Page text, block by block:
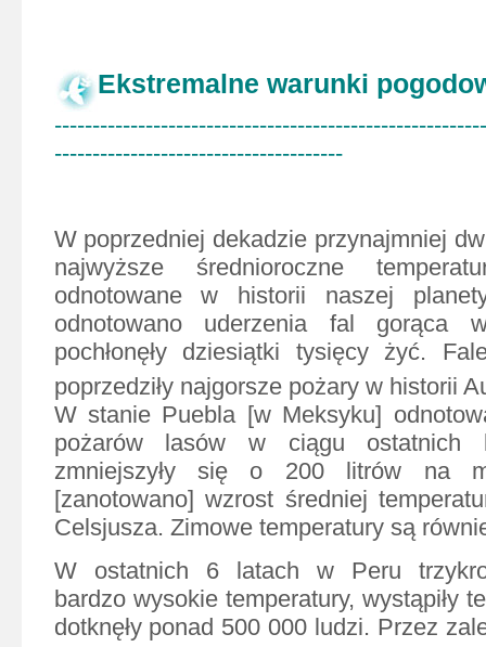
Ekstremalne warunki
--------------------------------------
W poprzedniej dekadzie przynajmniej
najwyższe średnioroczne
odnotowane w historii naszej
odnotowano uderzenia fal gorąca
pochłonęły dziesiątki tysięcy żyć.
poprzedziły najgorsze pożary w historii
W stanie Puebla [w Meksyku]
pożarów lasów w ciągu ostatnich
zmniejszyły się o 200 litrów na
[zanotowano] wzrost średniej
Celsjusza. Zimowe temperatury są
W ostatnich 6 latach w Peru
bardzo wysokie temperatury, wystąpiły
dotknęły ponad 500 000 ludzi. Przez